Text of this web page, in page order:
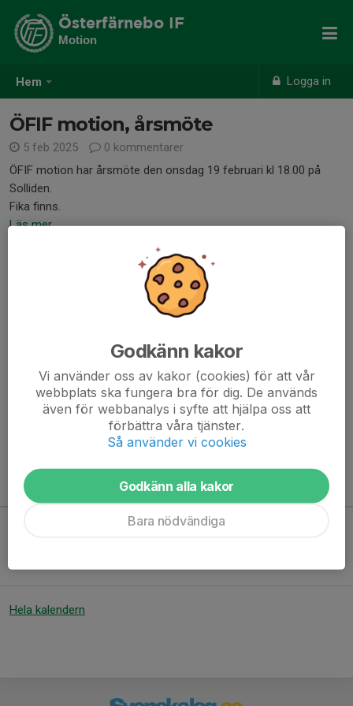
Hem Logga in
Österfärnebo IF
Motion
ÖFIF motion, årsmöte
5 feb 2025
0 kommentarer
ÖFIF motion har årsmöte den onsdag 19 februari kl 18.00 på
Solliden.
Fika finns.
Läs mer
Kalender för de 5 första
0 kommentarer
13 maj Granön, Gysinge, Inga-Lill Gavell och Sophia Malm
20 maj Berrek, Anna och Jimmy Cederstrand
27 maj Bäckebo, Cariin Eriksson och Lena Persson
3 juni Oppsjön, Sågviken, Ann-Mari och Göran Olsson
10 juni Kräbäck,...
Kommande aktiviteter
Hela kalendern
Godkänn kakor
Vi använder oss av kakor (cookies) för att vår
webbplats ska fungera bra för dig. De används
även för webbanalys i syfte att hjälpa oss att
förbättra våra tjänster.
Så använder vi cookies
Godkänn alla kakor
Bara nödvändiga